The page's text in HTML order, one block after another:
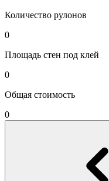
Количество рулонов
0
Площадь стен под клей
0
Общая стоимость
0